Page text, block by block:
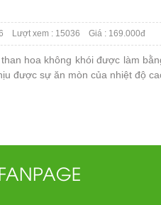
Lượt xem : 15036 Giá : 169.000đ
hoa không khói được làm
được sự ăn mòn của nhiệt độ
FANPAGE